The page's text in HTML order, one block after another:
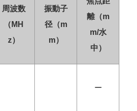
周波数
（MH
z）
振動子
径（m
m）
離（m
m/水
中）
ー